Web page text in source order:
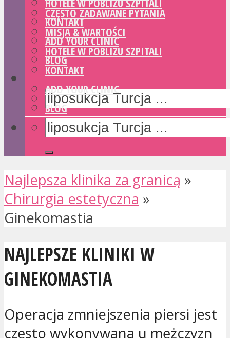
HOTELE W POBLIŻU SZPITALI
KONTAKT
ADD YOUR CLINIC
BLOG
CZĘSTO ZADAWANE PYTANIA
MISJA & WARTOŚCI
HOTELE W POBLIŻU SZPITALI
KONTAKT
ADD YOUR CLINIC
BLOG
Najlepsza klinika za granicą »
Chirurgia estetyczna »
Ginekomastia
NAJLEPSZE KLINIKI W
GINEKOMASTIA
Operacja zmniejszenia piersi jest
często wykonywana u mężczyzn